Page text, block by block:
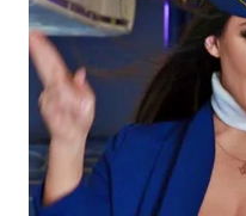
WN
SAMOSIR
WN
PADANG
LAWAS